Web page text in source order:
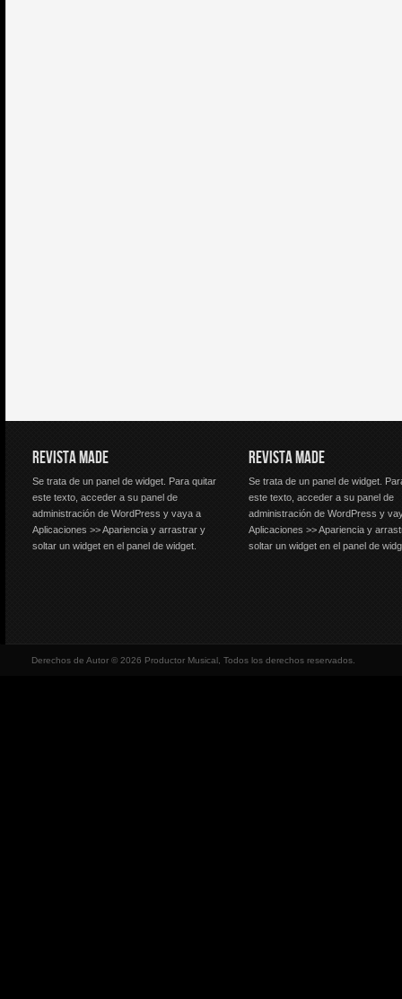
REVISTA MADE
Se trata de un panel de widget. Para quitar
este texto, acceder a su panel de
administración de WordPress y vaya a
Aplicaciones >> Apariencia y arrastrar y
soltar un widget en el panel de widget.
REVISTA MADE
Se trata de un panel de widget.
este texto, acceder a su panel de
administración de WordPress y
Aplicaciones >> Apariencia y
soltar un widget en el panel de
Derechos de Autor © 2026 Productor Musical, Todos los derechos reservados.